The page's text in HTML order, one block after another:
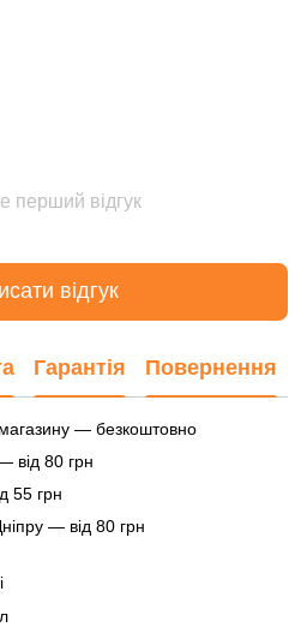
перший відгук
відгук
Гарантія Повернення
— безкоштовно
від 80 грн
55 грн
— від 80 грн